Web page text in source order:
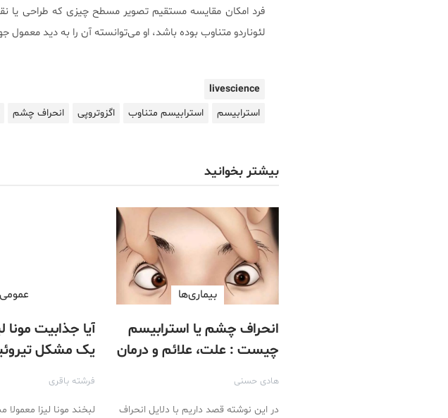
فرد امکان مقایسه مستقیم تصویر مسطح چیزی که طراحی یا
لئوناردو متناوب بوده باشد، او می‌توانسته آن را به دید معمول
livescience
استرابیسم
استرابیسم متناوب اگزوتروپی انحراف چشم
بیشتر بخوانید
بیماری‌ها
انحراف چشم یا استرابیسم
چیست : علت، علائم و درمان
هادی حسنی
در این نوشته قصد داریم با دلایل انحراف
عمومی
آیا جذابیت مونا
یک مشکل
فرشته باقری
لبخند مونا لیزا